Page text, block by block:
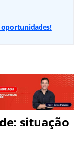
oportunidades!
situação